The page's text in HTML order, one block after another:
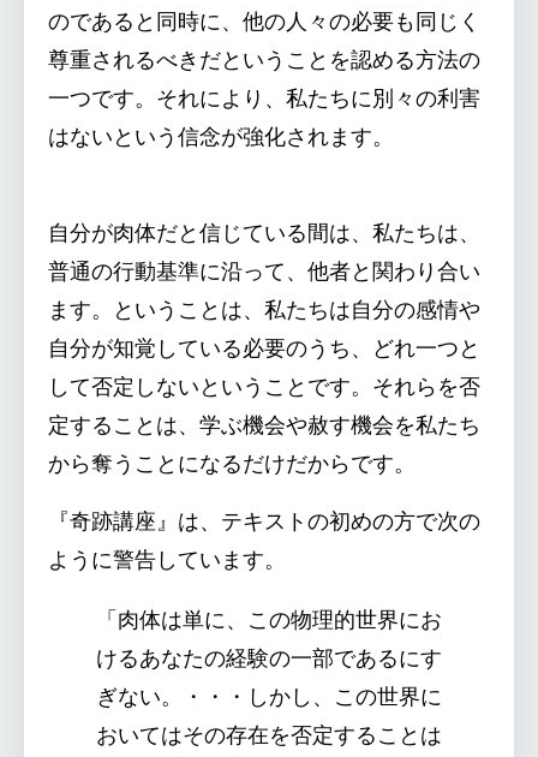
のであると同時に、他の人々の必要も同じく
尊重されるべきだということを認める方法の
一つです。それにより、私たちに別々の利害
はないという信念が強化されます。
自分が肉体だと信じている間は、私たちは、
普通の行動基準に沿って、他者と関わり合い
ます。ということは、私たちは自分の感情や
自分が知覚している必要のうち、どれ一つと
して否定しないということです。それらを否
定することは、学ぶ機会や赦す機会を私たち
から奪うことになるだけだからです。
『奇跡講座』は、テキストの初めの方で次の
ように警告しています。
「肉体は単に、この物理的世界にお
けるあなたの経験の一部であるにす
ぎない。・・・しかし、この世界に
おいてはその存在を否定することは